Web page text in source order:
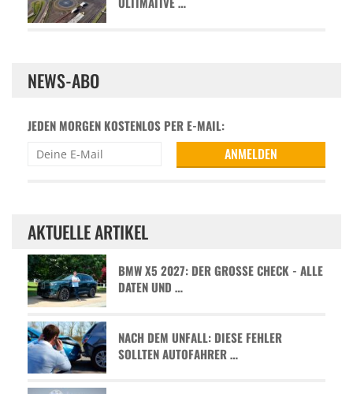
NEWS-ABO
JEDEN MORGEN KOSTENLOS PER E-MAIL:
AKTUELLE ARTIKEL
BMW X5 2027: DER GROSSE CHECK - ALLE D
ATEN UND …
NACH DEM UNFALL: DIESE FEHLER
SOLLTEN AUTOFAHRER …